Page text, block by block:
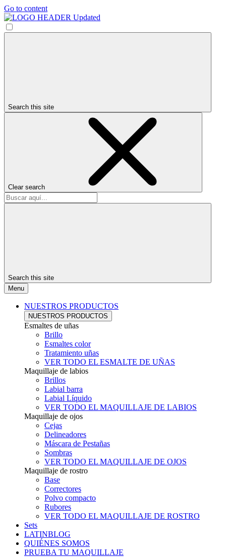
Go to content
Search this site
Clear search
Search this site
Menu
NUESTROS PRODUCTOS
NUESTROS PRODUCTOS
Esmaltes de uñas
Brillo
Esmaltes color
Tratamiento uñas
VER TODO EL ESMALTE DE UÑAS
Maquillaje de labios
Brillos
Labial barra
Labial Líquido
VER TODO EL MAQUILLAJE DE LABIOS
Maquillaje de ojos
Cejas
Delineadores
Máscara de Pestañas
Sombras
VER TODO EL MAQUILLAJE DE OJOS
Maquillaje de rostro
Base
Correctores
Polvo compacto
Rubores
VER TODO EL MAQUILLAJE DE ROSTRO
Sets
LATINBLOG
QUIÉNES SOMOS
PRUEBA TU MAQUILLAJE